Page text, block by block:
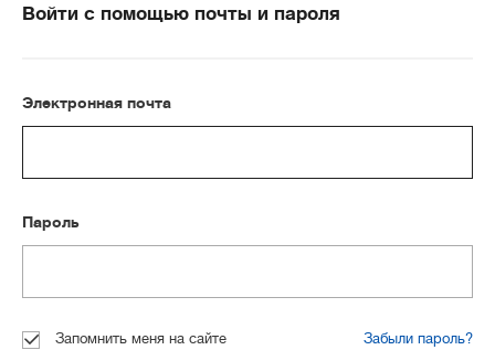
Войти с помощью почты и пароля
Электронная почта
Пароль
Запомнить меня на сайте Забыли пароль?